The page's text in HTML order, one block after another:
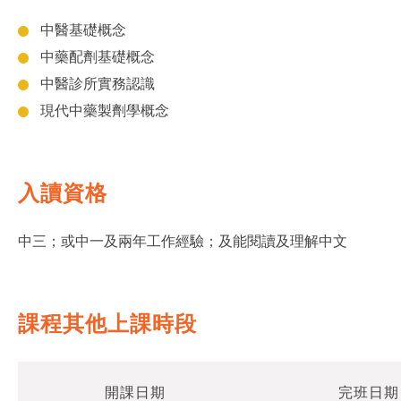
中醫基礎概念
中藥配劑基礎概念
中醫診所實務認識
現代中藥製劑學概念
入讀資格
中三；或中一及兩年工作經驗；及能閱讀及理解中文
課程其他上課時段
開課日期 完班日期